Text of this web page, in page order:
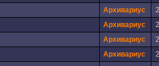
Архивариус
Архивариус
Архивариус
Архивариус